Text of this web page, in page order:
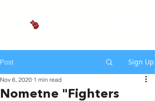
Post Sign Up
Nometne "Fighters
Nov 6, 2020 1 min read